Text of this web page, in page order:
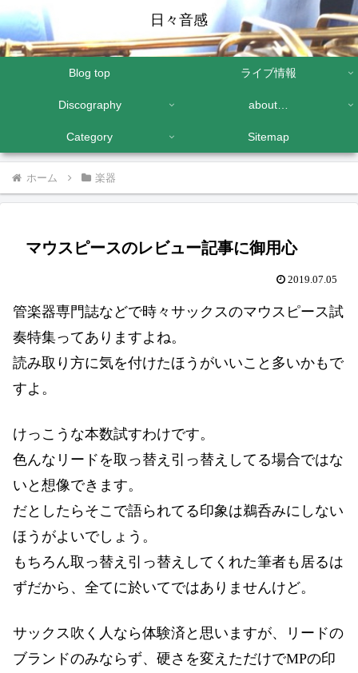
日々音感
Blog top ライブ情報
Discography about…
Category Sitemap
ホーム 楽器
マウスピースのレビュー記事に御用心
2019.07.05
管楽器専門誌などで時々サックスのマウスピース試
奏特集ってありますよね。
読み取り方に気を付けたほうがいいこと多いかもで
すよ。
けっこうな本数試すわけです。
色んなリードを取っ替え引っ替えしてる場合ではな
いと想像できます。
だとしたらそこで語られてる印象は鵜呑みにしない
ほうがよいでしょう。
もちろん取っ替え引っ替えしてくれた筆者も居るは
ずだから、全てに於いてではありませんけど。
サックス吹く人なら体験済と思いますが、リードの
ブランドのみならず、硬さを変えただけでMPの印